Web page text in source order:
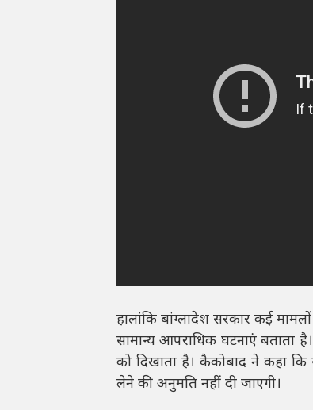
हालांकि बांग्लादेश सरकार कई
सामान्य आपराधिक घटनाएं बताता
को दिखाता है। कैकोबाद ने कहा कि
लेने की अनुमति नहीं दी जाएगी।